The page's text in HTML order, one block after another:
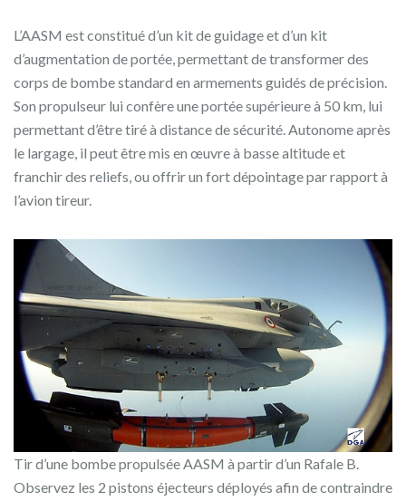
L’AASM est constitué d’un kit de guidage et d’un kit
d’augmentation de portée, permettant de transformer des
corps de bombe standard en armements guidés de précision.
Son propulseur lui confère une portée supérieure à 50 km, lui
permettant d’être tiré à distance de sécurité. Autonome après
le largage, il peut être mis en œuvre à basse altitude et
franchir des reliefs, ou offrir un fort dépointage par rapport à
l’avion tireur.
Tir d’une bombe propulsée AASM à partir d’un Rafale B.
Observez les 2 pistons éjecteurs déployés afin de contraindre